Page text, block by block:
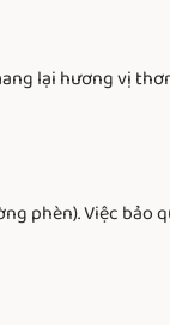
lại hương vị
phèn). Việc bảo